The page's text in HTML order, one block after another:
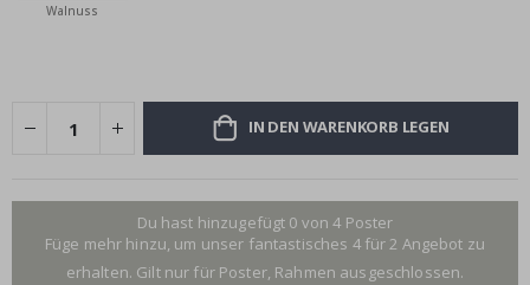
Walnuss
IN DEN WARENKORB LEGEN
Du hast hinzugefügt 0 von 4 Poster
Füge mehr hinzu, um unser fantastisches 4 für 2 Angebot zu
erhalten. Gilt nur für Poster, Rahmen ausgeschlossen.